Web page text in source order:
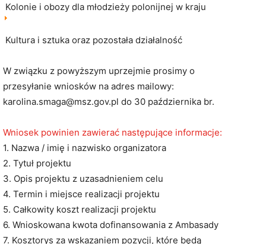
Kolonie i obozy dla młodzieży polonijnej w kraju
Kultura i sztuka oraz pozostała działalność
W związku z powyższym uprzejmie prosimy o
przesyłanie wniosków na adres mailowy:
karolina.smaga@msz.gov.pl do 30 października br.
Wniosek powinien zawierać następujące informacje:
1. Nazwa / imię i nazwisko organizatora
2. Tytuł projektu
3. Opis projektu z uzasadnieniem celu
4. Termin i miejsce realizacji projektu
5. Całkowity koszt realizacji projektu
6. Wnioskowana kwota dofinansowania z Ambasady
7. Kosztorys za wskazaniem pozycji, które będą